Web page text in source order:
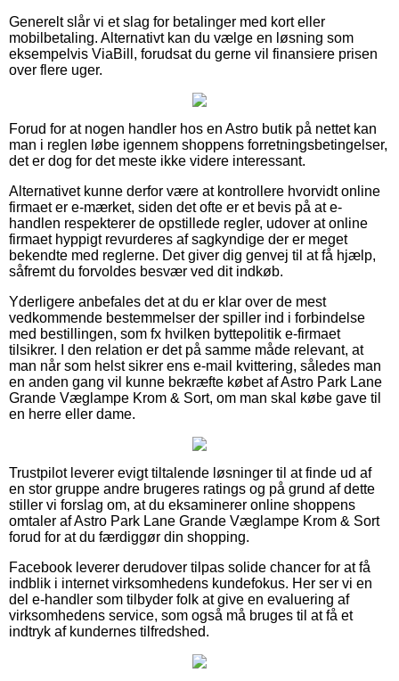
Generelt slår vi et slag for betalinger med kort eller
mobilbetaling. Alternativt kan du vælge en løsning som
eksempelvis ViaBill, forudsat du gerne vil finansiere prisen
over flere uger.
Forud for at nogen handler hos en Astro butik på nettet kan
man i reglen løbe igennem shoppens forretningsbetingelser,
det er dog for det meste ikke videre interessant.
Alternativet kunne derfor være at kontrollere hvorvidt online
firmaet er e-mærket, siden det ofte er et bevis på at e-
handlen respekterer de opstillede regler, udover at online
firmaet hyppigt revurderes af sagkyndige der er meget
bekendte med reglerne. Det giver dig genvej til at få hjælp,
såfremt du forvoldes besvær ved dit indkøb.
Yderligere anbefales det at du er klar over de mest
vedkommende bestemmelser der spiller ind i forbindelse
med bestillingen, som fx hvilken byttepolitik e-firmaet
tilsikrer. I den relation er det på samme måde relevant, at
man når som helst sikrer ens e-mail kvittering, således man
en anden gang vil kunne bekræfte købet af Astro Park Lane
Grande Væglampe Krom & Sort, om man skal købe gave til
en herre eller dame.
Trustpilot leverer evigt tiltalende løsninger til at finde ud af
en stor gruppe andre brugeres ratings og på grund af dette
stiller vi forslag om, at du eksaminerer online shoppens
omtaler af Astro Park Lane Grande Væglampe Krom & Sort
forud for at du færdiggør din shopping.
Facebook leverer derudover tilpas solide chancer for at få
indblik i internet virksomhedens kundefokus. Her ser vi en
del e-handler som tilbyder folk at give en evaluering af
virksomhedens service, som også må bruges til at få et
indtryk af kundernes tilfredshed.